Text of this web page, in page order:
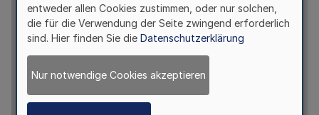
entweder allen Cookies zustimmen, oder nur solchen,
die für die Verwendung der Seite zwingend erforderlich
sind. Hier finden Sie die Datenschutzerklärung
Nur notwendige Cookies akzeptieren